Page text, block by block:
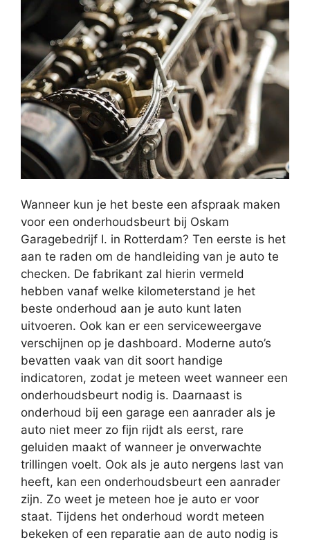
Wanneer kun je het beste een afspraak maken
voor een onderhoudsbeurt bij Oskam
Garagebedrijf I. in Rotterdam? Ten eerste is het
aan te raden om de handleiding van je auto te
checken. De fabrikant zal hierin vermeld
hebben vanaf welke kilometerstand je het
beste onderhoud aan je auto kunt laten
uitvoeren. Ook kan er een serviceweergave
verschijnen op je dashboard. Moderne auto’s
bevatten vaak van dit soort handige
indicatoren, zodat je meteen weet wanneer een
onderhoudsbeurt nodig is. Daarnaast is
onderhoud bij een garage een aanrader als je
auto niet meer zo fijn rijdt als eerst, rare
geluiden maakt of wanneer je onverwachte
trillingen voelt. Ook als je auto nergens last van
heeft, kan een onderhoudsbeurt een aanrader
zijn. Zo weet je meteen hoe je auto er voor
staat. Tijdens het onderhoud wordt meteen
bekeken of een reparatie aan de auto nodig is